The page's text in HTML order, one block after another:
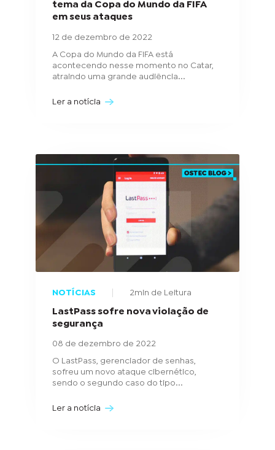
tema da Copa do Mundo da FIFA
em seus ataques
12 de dezembro de 2022
A Copa do Mundo da FIFA está
acontecendo nesse momento no Catar,
atraindo uma grande audiência...
Ler a notícia
NOTÍCIAS 2min de Leitura
LastPass sofre nova violação de
segurança
08 de dezembro de 2022
O LastPass, gerenciador de senhas,
sofreu um novo ataque cibernético,
sendo o segundo caso do tipo...
Ler a notícia